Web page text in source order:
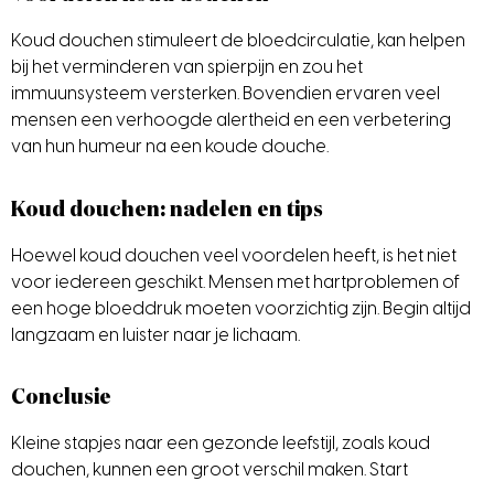
Koud douchen stimuleert de bloedcirculatie, kan helpen
bij het verminderen van spierpijn en zou het
immuunsysteem versterken. Bovendien ervaren veel
mensen een verhoogde alertheid en een verbetering
van hun humeur na een koude douche.
Koud douchen: nadelen en tips
Hoewel koud douchen veel voordelen heeft, is het niet
voor iedereen geschikt. Mensen met hartproblemen of
een hoge bloeddruk moeten voorzichtig zijn. Begin altijd
langzaam en luister naar je lichaam.
Conclusie
Kleine stapjes naar een gezonde leefstijl, zoals koud
douchen, kunnen een groot verschil maken. Start